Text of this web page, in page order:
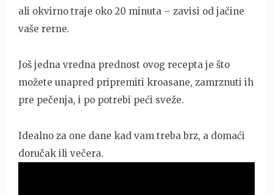
ali okvirno traje oko 20 minuta – zavisi od jačine
vaše rerne.
Još jedna vredna prednost ovog recepta je što
možete unapred pripremiti kroasane, zamrznuti ih
pre pečenja, i po potrebi peći sveže.
Idealno za one dane kad vam treba brz, a domaći
doručak ili večera.